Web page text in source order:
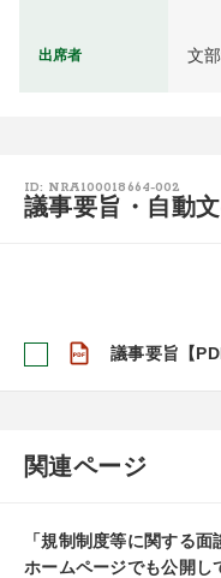
出席者 文
ID: NRA100018664-002
議事要旨・自動
議事要旨【
関連ページ
「規制制度等に関する
ホームページでも公開し